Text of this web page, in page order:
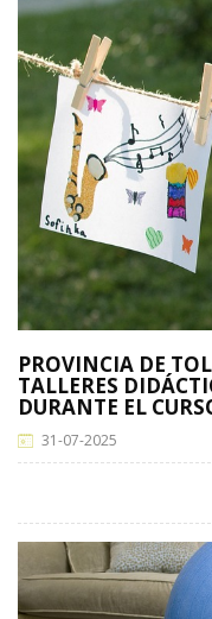
PROVINCIA DE
TALLERES
DURANTE EL
31-07-2025